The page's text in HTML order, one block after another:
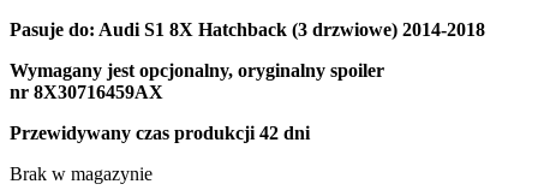
Pasuje do: Audi S1 8X Hatchback (3 drzwiowe) 2014-2018
Wymagany jest opcjonalny, oryginalny spoiler
nr 8X30716459AX
Przewidywany czas produkcji 42 dni
Brak w magazynie